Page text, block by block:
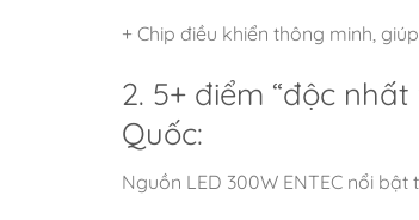
+ Chip điều khiển thông minh,
2. 5+ điểm “độc
Quốc:
Nguồn LED 300W ENTEC nổi